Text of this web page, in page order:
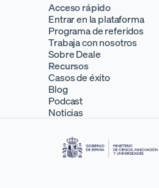
Acceso rápido
Entrar en la plataforma
Programa de referidos
Trabaja con nosotros
Sobre Deale
Recursos
Casos de éxito
Blog
Podcast
Noticias